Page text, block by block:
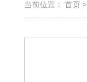
当前位置： 首页 >